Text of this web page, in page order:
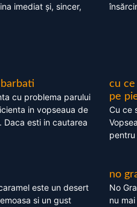
imediat și, sincer,
cu problema parului
in vopseaua de
esti in cautarea
cu ce
pe
Cu ce
este un desert
si un gust
no
No
nu